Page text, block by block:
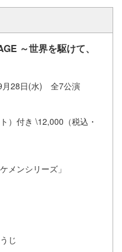
～世界を駆けて、
月28日(水) 全7公演
）付き \12,000（税込・
メンシリーズ」
じ